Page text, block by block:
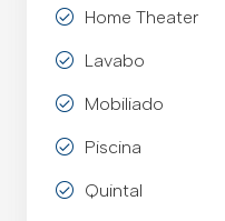
Home Theater
Lavabo
Mobiliado
Piscina
Quintal